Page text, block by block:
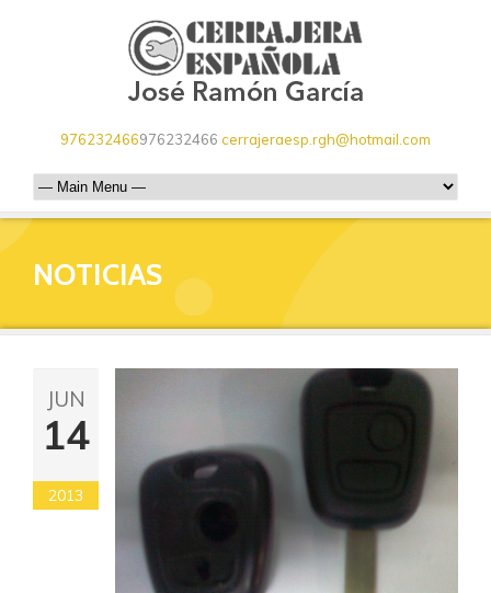
976232466976232466 cerrajeraesp.rgh@hotmail.com
NOTICIAS
JUN
14
2013